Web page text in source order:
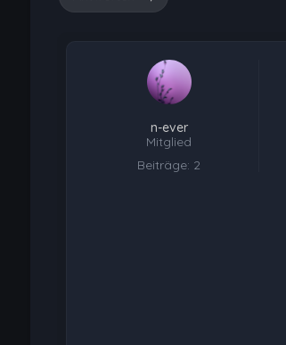
n-ever
Mitglied
Beiträge: 2